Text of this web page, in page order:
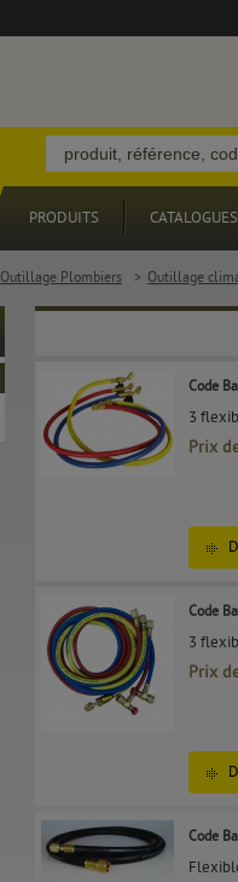
PRODUITS CATALOGUES
Outillage Plombiers > Outillage
Code
3
Prix
Code
3
Prix
Code